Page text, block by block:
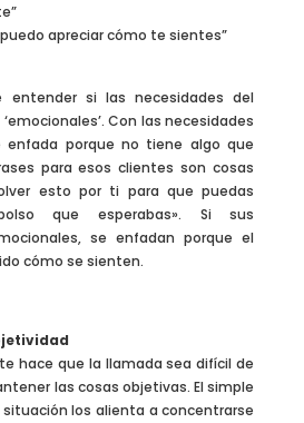
apreciar cómo te sientes”
entender si las necesidades del
Con las necesidades
enfada porque no tiene algo que
para esos clientes son cosas
esto por ti para que puedas
que esperabas». Si sus
se enfadan porque el
cómo se sienten.
hace que la llamada sea difícil de
las cosas objetivas. El simple
los alienta a concentrarse